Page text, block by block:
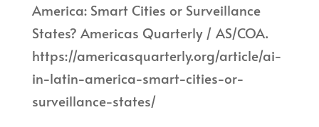
America: Smart Cities or Surveillance
States? Americas Quarterly / AS/COA.
https://americasquarterly.org/article/ai-
in-latin-america-smart-cities-or-
surveillance-states/